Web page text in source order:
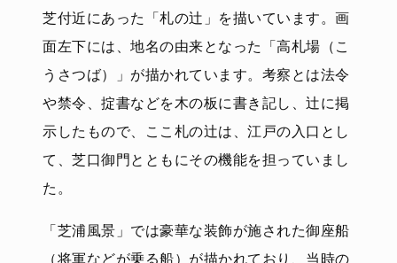
芝付近にあった「札の辻」を描いています。画
面左下には、地名の由来となった「高札場（こ
うさつば）」が描かれています。考察とは法令
や禁令、掟書などを木の板に書き記し、辻に掲
示したもので、ここ札の辻は、江戸の入口とし
て、芝口御門とともにその機能を担っていまし
た。
「芝浦風景」では豪華な装飾が施された御座船
（将軍などが乗る船）が描かれており、当時の